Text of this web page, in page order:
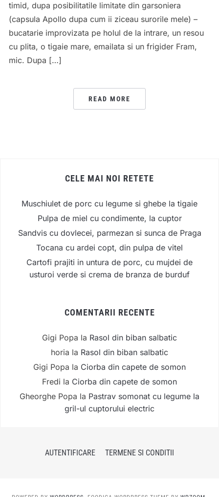
timid, dupa posibilitatile limitate din garsoniera
(capsula Apollo dupa cum ii ziceau surorile mele) –
bucatarie improvizata pe holul de la intrare, un resou
cu plita, o tigaie mare, emailata si un frigider Fram,
mic. Dupa […]
READ MORE
CELE MAI NOI RETETE
Muschiulet de porc cu legume si ghebe la tigaie
Pulpa de miel cu condimente, la cuptor
Sandvis cu dovlecei, parmezan si sunca de Praga
Tocana cu ardei copt, din pulpa de vitel
Cartofi prajiti in untura de porc, cu mujdei de
usturoi verde si crema de branza de burduf
COMENTARII RECENTE
Gigi Popa la Rasol din biban salbatic
horia la Rasol din biban salbatic
Gigi Popa la Ciorba din capete de somon
Fredi la Ciorba din capete de somon
Gheorghe Popa la Pastrav somonat cu legume la
gril-ul cuptorului electric
AUTENTIFICARE TERMENE SI CONDITII